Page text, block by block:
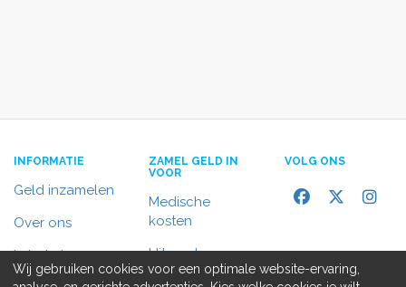
INFORMATIE
Geld inzamelen
Over ons
In het nieuws
ZAMEL GELD IN
VOOR
Medische
kosten
Uitvaart
VOLG ONS
Wij gebruiken cookies voor een optimale website-ervaring,